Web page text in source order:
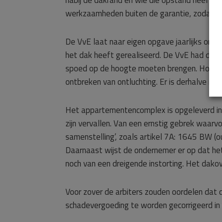
werkzaamheden buiten de garantie, zodat
De VvE laat naar eigen opgave jaarlijks
het dak heeft gerealiseerd. De VvE had
spoed op de hoogte moeten brengen.
ontbreken van ontluchting. Er is derhalve
Het appartementencomplex is opgeleverd
zijn vervallen. Van een ernstig gebrek
samenstelling’, zoals artikel 7A: 1645 BW
Daarnaast wijst de ondernemer er op dat
noch van een dreigende instorting. Het
Voor zover de arbiters zouden oordelen
schadevergoeding te worden gecorrigeerd in